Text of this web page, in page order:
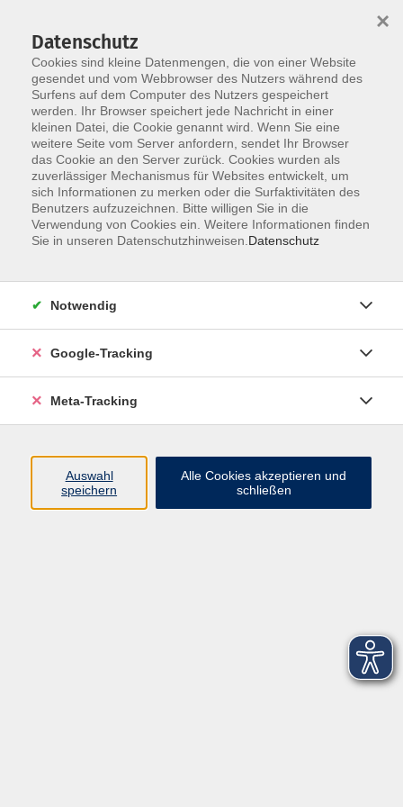
Skip to main content
Der Kurs konnte nicht gefunden werden.
Über uns
Datenschutz
Cookies sind kleine Datenmengen, die von einer Website
gesendet und vom Webbrowser des Nutzers während des
Surfens auf dem Computer des Nutzers gespeichert
werden. Ihr Browser speichert jede Nachricht in einer
kleinen Datei, die Cookie genannt wird. Wenn Sie eine
weitere Seite vom Server anfordern, sendet Ihr Browser
das Cookie an den Server zurück. Cookies wurden als
zuverlässiger Mechanismus für Websites entwickelt, um
sich Informationen zu merken oder die Surfaktivitäten des
Benutzers aufzuzeichnen. Bitte willigen Sie in die
Verwendung von Cookies ein. Weitere Informationen finden
Sie in unseren Datenschutzhinweisen. Datenschutz
×
Notwendig
Google-Tracking
Meta-Tracking
Auswahl
speichern
Alle Cookies akzeptieren und
schließen